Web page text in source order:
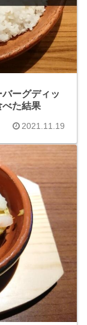
ーグディッ
べた結果
2021.11.19